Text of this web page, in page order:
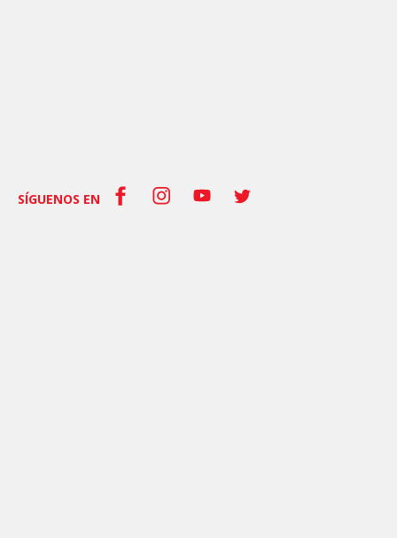
SÍGUENOS EN